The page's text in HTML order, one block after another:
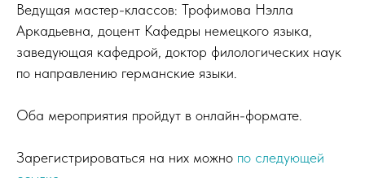
Ведущая мастер-классов: Трофимова Нэлла
Аркадьевна, доцент Кафедры немецкого языка,
заведующая кафедрой, доктор филологических наук
по направлению германские языки.
Оба мероприятия пройдут в онлайн-формате.
Зарегистрироваться на них можно по следующей